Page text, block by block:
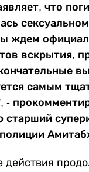
что
ждем
вскрытия,
самым
-
старший
действия